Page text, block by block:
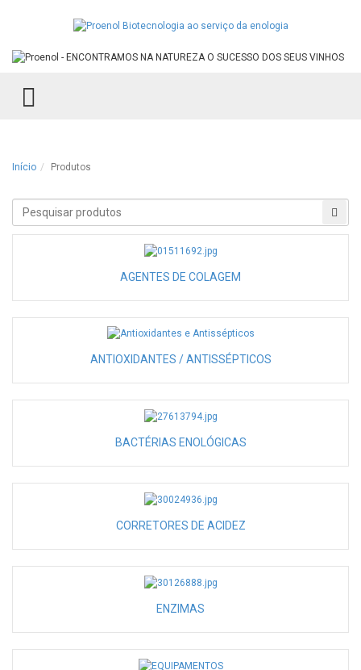
TOGGLE MENU
Início Produtos
Procurar
produtos
AGENTES DE COLAGEM
ANTIOXIDANTES / ANTISSÉPTICOS
BACTÉRIAS ENOLÓGICAS
CORRETORES DE ACIDEZ
ENZIMAS